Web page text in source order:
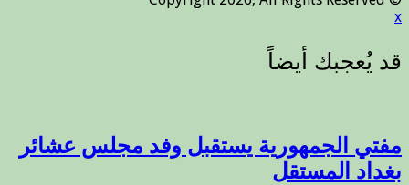
x
مفتي الجمهورية يستقبل وفد مجلس عشائر
بغداد المستقل